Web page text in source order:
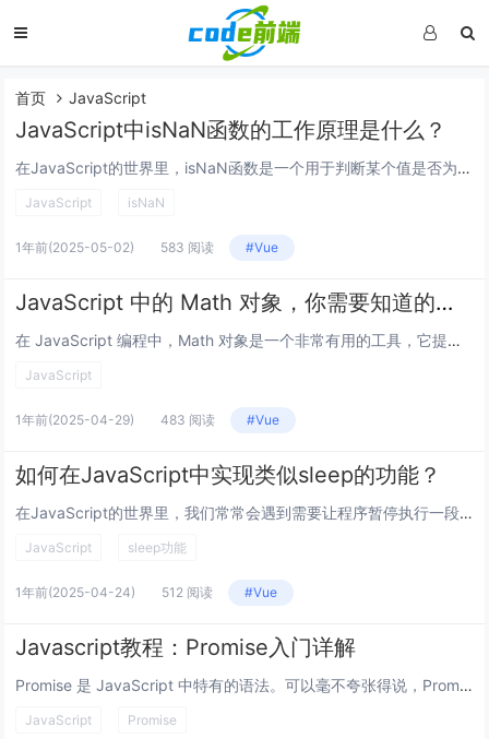
首页 JavaScript
JavaScript中isNaN函数的工作原理是什么？
在JavaScript的世界里，isNaN函数是一个用于判断某个值是否为“非数字”的工具,它的工作原理可以从以下几个方面来理解。 从基本概念说起。isNaN函数接收一个参数，然后会尝试将这个参数转换为数字类型，如果转换后的结果不是一个有效...
JavaScript isNaN
1年前(2025-05-02) 583 阅读 #Vue
JavaScript 中的 Math 对象，你需要知道的一切
在 JavaScript 编程中，Math 对象是一个非常有用的工具，它提供了一系列用于执行数学运算的方法和常量，无论是进行基本的算术运算，还是处理复杂的数学函数，Math 对象都能派上用场，本文将以问答的形式，详细介绍 Math 对象的各...
JavaScript
1年前(2025-04-29) 483 阅读 #Vue
如何在JavaScript中实现类似sleep的功能？
在JavaScript的世界里，我们常常会遇到需要让程序暂停执行一段时间的情况，就像其他编程语言中的sleep函数那样，但实际上，JavaScript并没有内置一个直接叫sleep的函数来实现这个简单又常用的功能，不过别担心,下面我们就来详...
JavaScript sleep功能
1年前(2025-04-24) 512 阅读 #Vue
Javascript教程：Promise入门详解
Promise 是 JavaScript 中特有的语法。可以毫不夸张得说，Promise 是ES6中最重要的语法，没有之一。初学者可能对 Promise 的概念有些陌生，但是不用担心。大多数情况下，使用 Promise 的语法是比较固定的。...
JavaScript Promise